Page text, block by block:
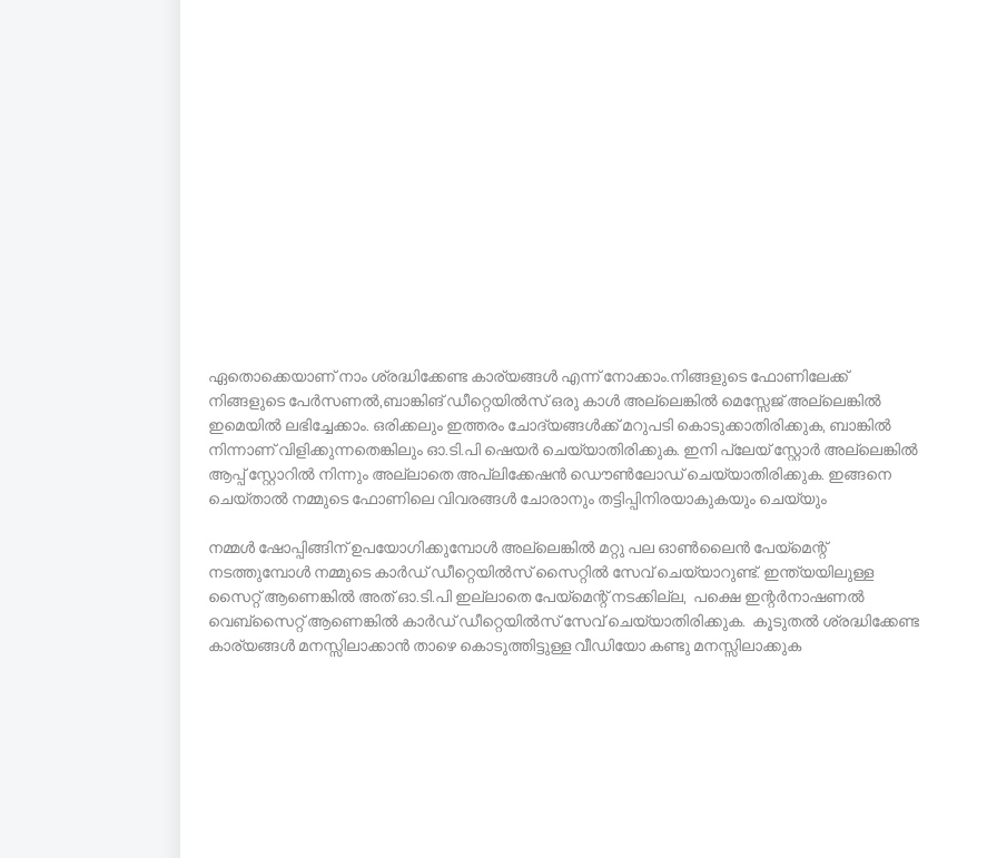
ഏതൊക്കെയാണ് നാം ശ്രദ്ധിക്കേണ്ട കാര്യങ്ങൾ എന്ന് നോക്കാം.നിങ്ങളുടെ ഫോണിലേക്ക്
നിങ്ങളുടെ പേർസണൽ,ബാങ്കിങ് ഡീറ്റെയിൽസ് ഒരു കാൾ അല്ലെങ്കിൽ മെസ്സേജ് അല്ലെങ്കിൽ
ഇമെയിൽ ലഭിച്ചേക്കാം. ഒരിക്കലും ഇത്തരം ചോദ്യങ്ങൾക്ക് മറുപടി കൊടുക്കാതിരിക്കുക, ബാങ്കിൽ
നിന്നാണ് വിളിക്കുന്നതെങ്കിലും ഓ.ടി.പി ഷെയർ ചെയ്യാതിരിക്കുക. ഇനി പ്ലേയ് സ്റ്റോർ അല്ലെങ്കിൽ
ആപ്പ് സ്റ്റോറിൽ നിന്നും അല്ലാതെ അപ്ലിക്കേഷൻ ഡൌൺലോഡ് ചെയ്യാതിരിക്കുക. ഇങ്ങനെ
ചെയ്താൽ നമ്മുടെ ഫോണിലെ വിവരങ്ങൾ ചോരാനും തട്ടിപ്പിനിരയാകുകയും ചെയ്യും
നമ്മൾ ഷോപ്പിങ്ങിന് ഉപയോഗിക്കുമ്പോൾ അല്ലെങ്കിൽ മറ്റു പല ഓൺലൈൻ പേയ്മെന്റ്
നടത്തുമ്പോൾ നമ്മുടെ കാർഡ് ഡീറ്റെയിൽസ് സൈറ്റിൽ സേവ് ചെയ്യാറുണ്ട്. ഇന്ത്യയിലുള്ള
സൈറ്റ് ആണെങ്കിൽ അത് ഓ.ടി.പി ഇല്ലാതെ പേയ്മെന്റ് നടക്കില്ല, പക്ഷെ ഇന്റർനാഷണൽ
വെബ്സൈറ്റ് ആണെങ്കിൽ കാർഡ് ഡീറ്റെയിൽസ് സേവ് ചെയ്യാതിരിക്കുക. കൂടുതൽ ശ്രദ്ധിക്കേണ്ട
കാര്യങ്ങൾ മനസ്സിലാക്കാൻ താഴെ കൊടുത്തിട്ടുള്ള വീഡിയോ കണ്ടു മനസ്സിലാക്കുക